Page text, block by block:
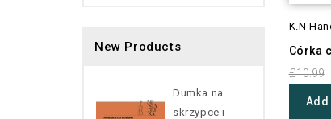
New Products
Dumka na
skrzypce i
K.N
Córka
£10.99
Add